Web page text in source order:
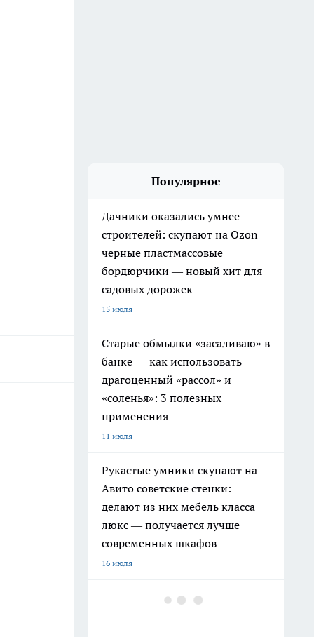
Популярное
Дачники оказались умнее
строителей: скупают на Ozon
черные пластмассовые
бордюрчики — новый хит для
садовых дорожек
15 июля
Старые обмылки «засаливаю» в
банке — как использовать
драгоценный «рассол» и
«соленья»: 3 полезных
применения
11 июля
Рукастые умники скупают на
Авито советские стенки:
делают из них мебель класса
люкс — получается лучше
современных шкафов
16 июля
Дачники больше не